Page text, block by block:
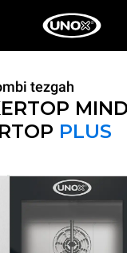
tezgah
PLUS